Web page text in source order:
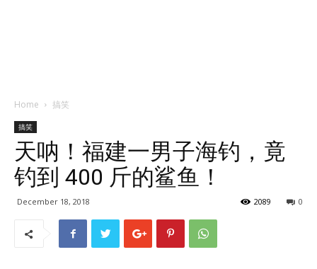
Home 搞笑
搞笑
天呐！福建一男子海钓，竟
钓到 400 斤的鲨鱼！
December 18, 2018 0
2089